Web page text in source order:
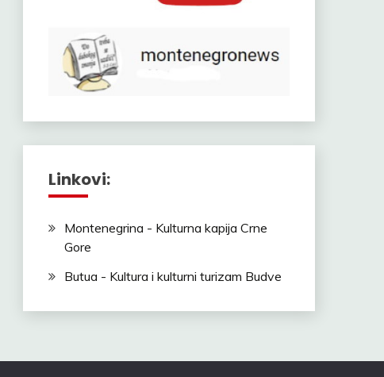
Linkovi:
Montenegrina - Kulturna kapija Crne
Gore
Butua - Kultura i kulturni turizam Budve